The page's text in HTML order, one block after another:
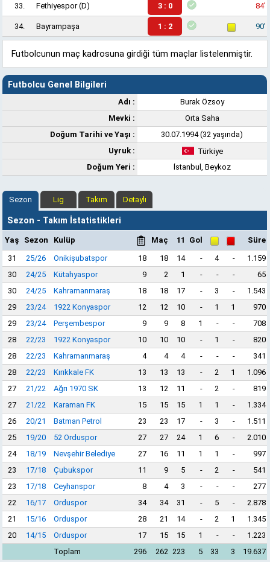
33. Fethiyespor(D) 3 : 0 84'
34. Bayrampaşa 1 : 2 90'
Futbolcunun maç kadrosuna girdiği tüm maçlar listelenmiştir.
Futbolcu Genel Bilgileri
Adı :
Burak Özsoy
Mevki :
Orta Saha
Doğum Tarihi ve Yaşı :
30.07.1994 (32 yaşında)
Uyruk :
Türkiye
Doğum Yeri :
İstanbul, Beykoz
Sezon Lig Takım Detaylı
Sezon - Takım İstatistikleri
Yaş Sezon Kulüp Maç 11 Gol
Süre
31
25/26 Onikişubatspor 18 18 14 - 4 -
1.159
30
24/25 Kütahyaspor 9 2 1 - - -
65
30
24/25 Kahramanmaraş 18 18 17 - 3 -
1.543
29
23/24 1922 Konyaspor 12 12 10 - 1 1
970
29
23/24 Perşembespor 9 9 8 1 - -
708
28
22/23 1922 Konyaspor 10 10 10 - 1 -
820
28
22/23 Kahramanmaraş 4 4 4 - - -
341
28
22/23 Kırıkkale FK 13 13 13 - 2 1
1.096
27
21/22 Ağrı 1970 SK 13 12 11 - 2 -
819
27
21/22 Karaman FK 15 15 15 1 1 -
1.334
26
20/21 Batman Petrol 23 23 17 - 3 -
1.511
25
19/20 52 Orduspor 27 27 24 1 6 -
2.010
24
18/19 Nevşehir Belediye 27 16 11 1 1 -
997
23
17/18 Çubukspor 11 9 5 - 2 -
541
23
17/18 Ceyhanspor 8 4 3 - - -
277
22
16/17 Orduspor 34 34 31 - 5 -
2.878
21
15/16 Orduspor 28 21 14 - 2 1
1.345
20
14/15 Orduspor 17 15 15 1 - -
1.223
Toplam
296 262 223 5 33 3 19.637